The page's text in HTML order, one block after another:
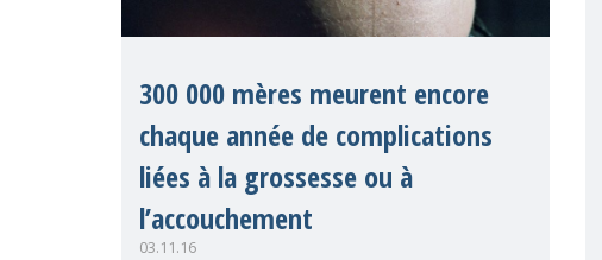
300 000 mères meurent encore
chaque année de complications
liées à la grossesse ou à
l’accouchement
03.11.16